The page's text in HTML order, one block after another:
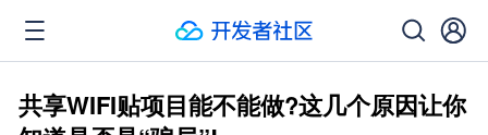
共享WIFI贴项目能不能做?这几个原因让你